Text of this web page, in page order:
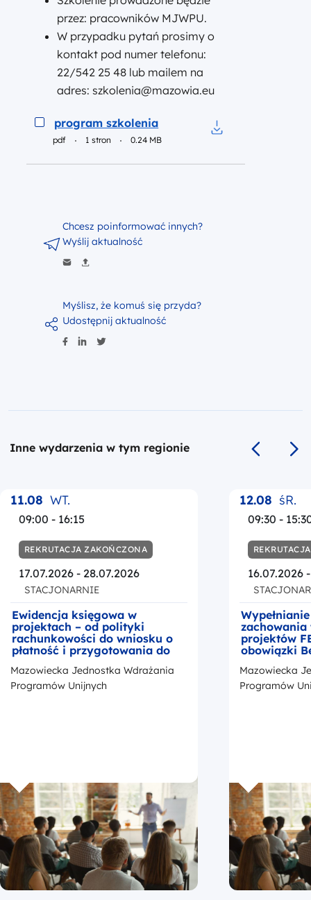
przez: pracowników MJWPU.
W przypadku pytań prosimy o
kontakt pod numer telefonu:
22/542 25 48 lub mailem na
adres: szkolenia@mazowia.eu
Podgląd
program szkolenia
pdf 1 stron 0.24 MB
Myślisz, że komuś się przyda?
Udostępnij aktualność
Chcesz poinformować innych?
Wyślij aktualność
Inne wydarzenia w tym regionie
Poprzedni
11.08 WT.
09:00 - 16:15
REKRUTACJA ZAKOŃCZONA
17.07.2026 - 28.07.2026
STACJONARNIE
Ewidencja księgowa w
projektach – od polityki
rachunkowości do wniosku o
płatność i przygotowania do
kontroli
Mazowiecka Jednostka Wdrażania
Programów Unijnych
12.08 śR.
09:30 -
16.07.2026
zachowania
projektów
obowiązki
okresie
z
promocji
Mazowiecka
Programów